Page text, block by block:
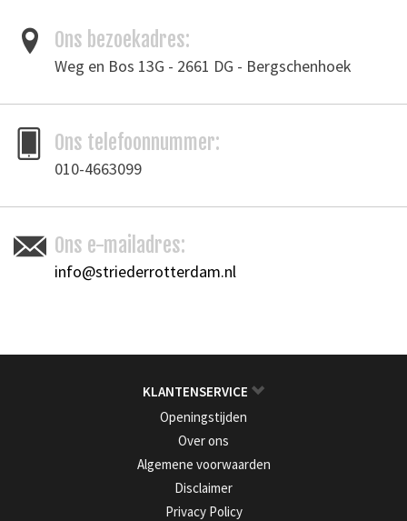
Ons bezoekadres:
Weg en Bos 13G - 2661 DG - Bergschenhoek
Ons telefoonnummer:
010-4663099
Ons e-mailadres:
info@striederrotterdam.nl
KLANTENSERVICE
Openingstijden
Over ons
Algemene voorwaarden
Disclaimer
Privacy Policy